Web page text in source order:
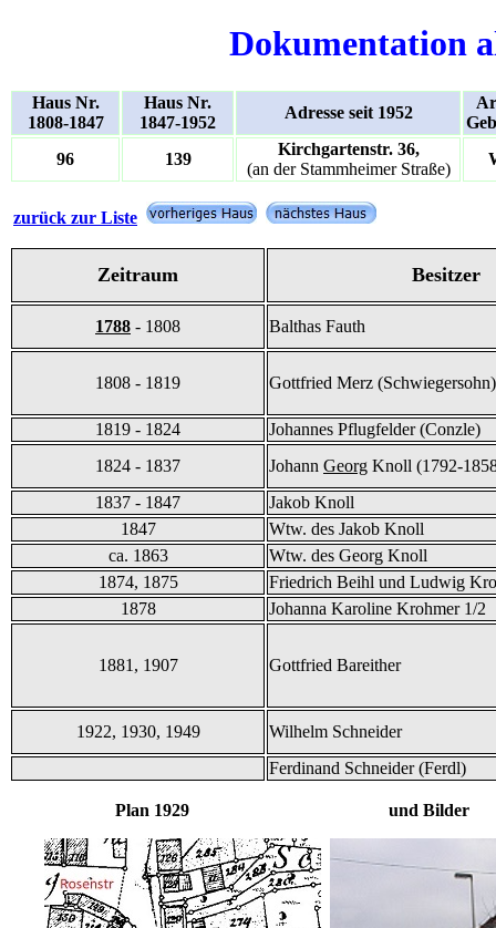
Dokumentation
Haus Nr.
1808-1847
Haus Nr.
1847-1952
Adresse seit 1952
96
139
Kirchgartenstr. 36,
(an der Stammheimer Straße)
zurück zur Liste
Zeitraum Besitzer
1788 - 1808 Balthas Fauth
1808 - 1819 Gottfried Merz (Schwiegersohn)
1819 - 1824
Johannes Pflugfelder (Conzle)
1824 - 1837
Johann Georg Knoll (1792-
1837 - 1847
Jakob Knoll
1847
Wtw. des Jakob Knoll
ca. 1863
Wtw. des Georg Knoll
1874, 1875
Friedrich Beihl und Ludwig
1878
Johanna Karoline Krohmer 1/2
1881, 1907 Gottfried Bareither
1922, 1930, 1949
Wilhelm Schneider
Ferdinand Schneider (Ferdl)
Plan 1929 und Bilder